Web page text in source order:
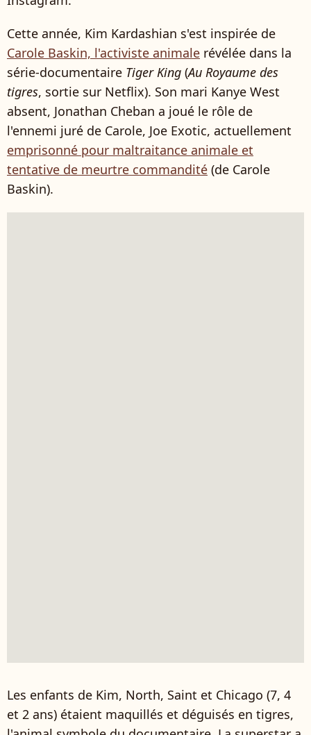
Cette année, Kim Kardashian s'est inspirée de
Carole Baskin, l'activiste animale révélée dans la
série-documentaire Tiger King (Au Royaume des
tigres, sortie sur Netflix). Son mari Kanye West
absent, Jonathan Cheban a joué le rôle de
l'ennemi juré de Carole, Joe Exotic, actuellement
emprisonné pour maltraitance animale et
tentative de meurtre commandité (de Carole
Baskin).
Les enfants de Kim, North, Saint et Chicago (7, 4
et 2 ans) étaient maquillés et déguisés en tigres,